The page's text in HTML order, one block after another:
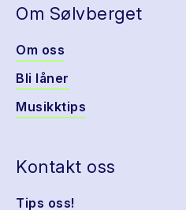
Om Sølvberget
Om oss
Bli låner
Musikktips
Kontakt oss
Tips oss!